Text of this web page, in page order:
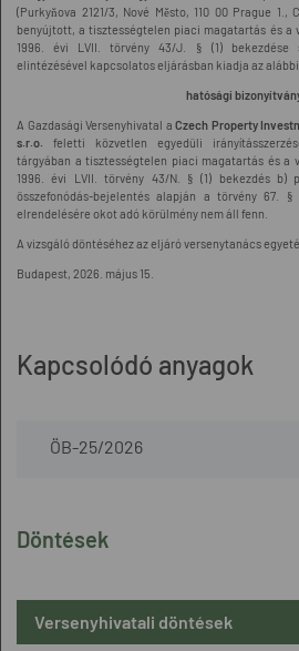
Döntések
Versenyhivatali döntések
(Purkyňova 2121/3, Nové Město, 110 00 Prague
benyújtott, a tisztességtelen piaci magatartás és a
1996. évi LVII. törvény 43/J. § (1) bekezdése
elintézésével kapcsolatos eljárásban kiadja az alábbi
hatósági
A Gazdasági Versenyhivatal aCzech Property
s.r.o. feletti közvetlen egyedüli
tárgyában a tisztességtelen piaci magatartás és a
1996. évi LVII. törvény 43/N. § (1) bekezdés b)
összefonódás-bejelentés alapján a törvény 67.
elrendelésére okot adó körülmény nem áll fenn.
A vizsgáló döntéséhez az eljáró versenytanács
Budapest, 2026. május 15.
Kapcsolódó anyagok
ÖB-25/2026